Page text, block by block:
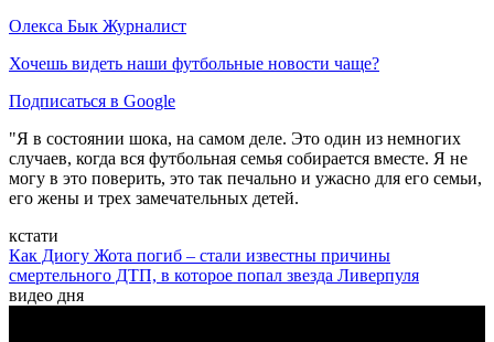
Олекса Бык Журналист
Хочешь видеть наши футбольные новости чаще?
Подписаться в Google
"Я в состоянии шока, на самом деле. Это один из немногих
случаев, когда вся футбольная семья собирается вместе. Я не
могу в это поверить, это так печально и ужасно для его семьи,
его жены и трех замечательных детей.
кстати
Как Диогу Жота погиб – стали известны причины
смертельного ДТП, в которое попал звезда Ливерпуля
видео дня